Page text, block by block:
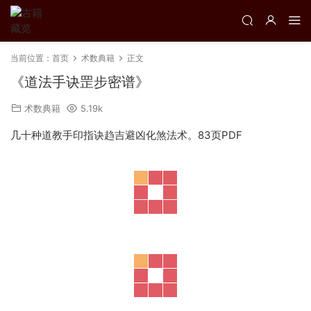
当前位置： 首页 术数典籍 正文
《道法手诀罡步密谱》
术数典籍 5.19k
几十种道教手印指诀趋吉避凶化煞法术。83页PDF